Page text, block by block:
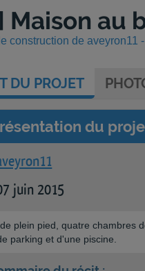
Maison au
construction de aveyron11
DU PROJET
du
juin 2015
plein pied, quatre chambres
parking et d'une piscine.